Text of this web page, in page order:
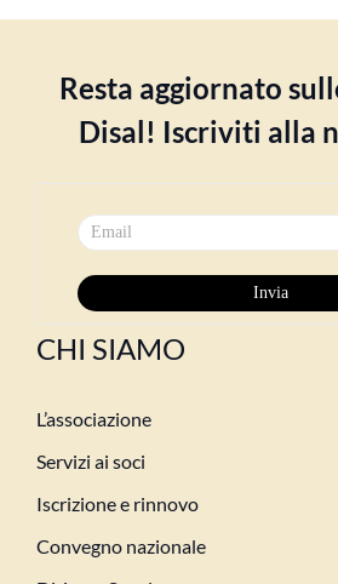
Resta aggiornato
Disal! Iscriviti alla
CHI SIAMO
L’associazione
Servizi ai soci
Iscrizione e rinnovo
Convegno nazionale